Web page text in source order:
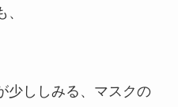
少ししみる、マスクの